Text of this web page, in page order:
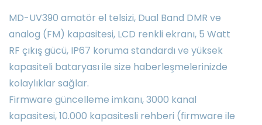
MD-UV390 amatör el telsizi, Dual Band DMR ve
analog (FM) kapasitesi, LCD renkli ekranı, 5 Watt
RF çıkış gücü, IP67 koruma standardı ve yüksek
kapasiteli bataryası ile size haberleşmelerinizde
kolaylıklar sağlar.
Firmware güncelleme imkanı, 3000 kanal
kapasitesi, 10.000 kapasitesli rehberi (firmware ile